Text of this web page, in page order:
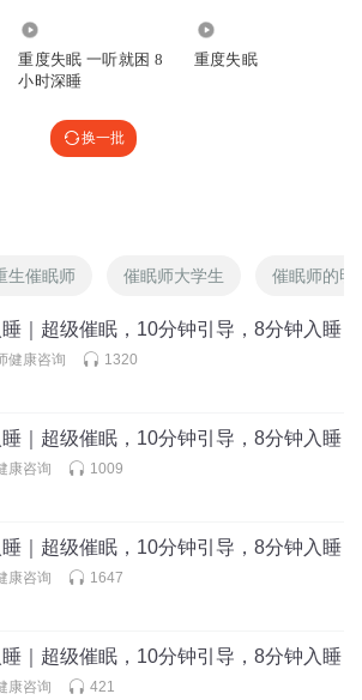
重度失眠 一听就困 8
小时深睡
重度失眠
换一批
生催眠师 催眠师大学生 催眠师的明
｜超级催眠，10分钟引导，8分钟入睡
健康咨询 1320
｜超级催眠，10分钟引导，8分钟入睡
康咨询 1009
｜超级催眠，10分钟引导，8分钟入睡
康咨询 1647
｜超级催眠，10分钟引导，8分钟入睡
康咨询 421